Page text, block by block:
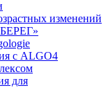
изменений
с ALGO4
для